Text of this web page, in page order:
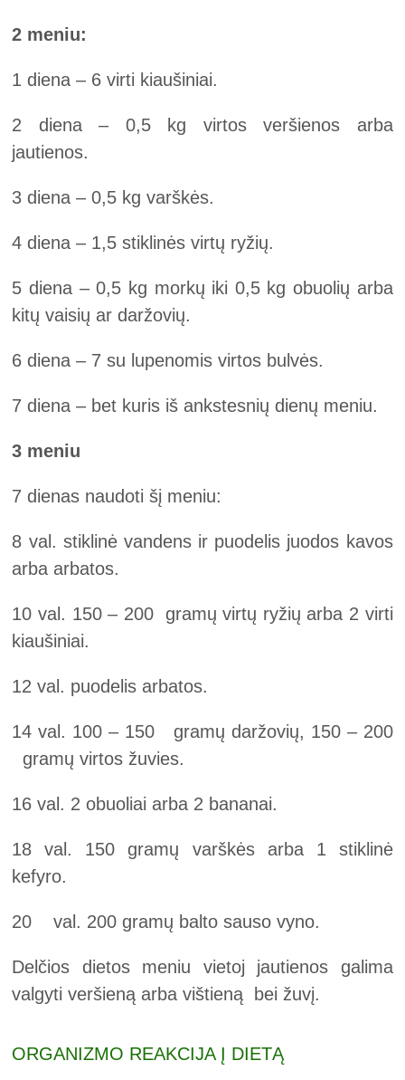
2 meniu:
1 diena – 6 virti kiaušiniai.
2 diena – 0,5 kg virtos veršienos arba
jautienos.
3 diena – 0,5 kg varškės.
4 diena – 1,5 stiklinės virtų ryžių.
5 diena – 0,5 kg morkų iki 0,5 kg obuolių arba
kitų vaisių ar daržovių.
6 diena – 7 su lupenomis virtos bulvės.
7 diena – bet kuris iš ankstesnių dienų meniu.
3 meniu
7 dienas naudoti šį meniu:
8 val. stiklinė vandens ir puodelis juodos kavos
arba arbatos.
10 val. 150 – 200 gramų virtų ryžių arba 2 virti
kiaušiniai.
12 val. puodelis arbatos.
14 val. 100 – 150 gramų daržovių, 150 – 200
gramų virtos žuvies.
16 val. 2 obuoliai arba 2 bananai.
18 val. 150 gramų varškės arba 1 stiklinė
kefyro.
20 val. 200 gramų balto sauso vyno.
Delčios dietos meniu vietoj jautienos galima
valgyti veršieną arba vištieną bei žuvį.
ORGANIZMO REAKCIJA Į DIETĄ